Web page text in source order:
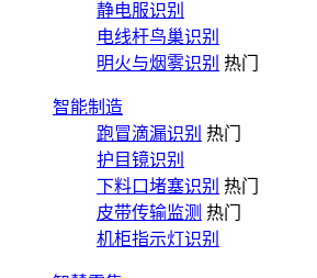
静电服识别
电线杆鸟巢识别
明火与烟雾识别 热门
智能制造
跑冒滴漏识别 热门
护目镜识别
下料口堵塞识别 热门
皮带传输监测 热门
机柜指示灯识别